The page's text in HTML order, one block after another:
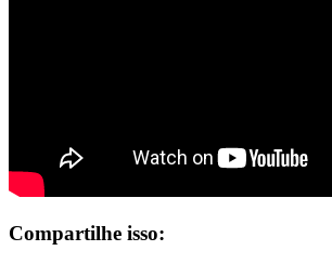
Compartilhe isso: